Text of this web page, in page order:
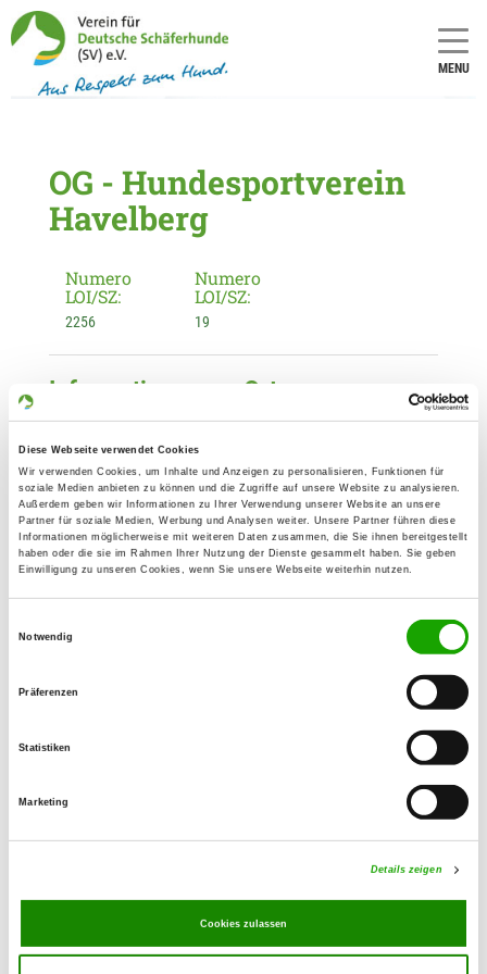
Diese Webseite verwendet Cookies
Wir verwenden Cookies, um Inhalte und Anzeigen zu personalisieren, Funktionen für
soziale Medien anbieten zu können und die Zugriffe auf unsere Website zu analysieren.
Außerdem geben wir Informationen zu Ihrer Verwendung unserer Website an unsere
Partner für soziale Medien, Werbung und Analysen weiter. Unsere Partner führen diese
Informationen möglicherweise mit weiteren Daten zusammen, die Sie ihnen bereitgestellt
haben oder die sie im Rahmen Ihrer Nutzung der Dienste gesammelt haben. Sie geben
Einwilligung zu unseren Cookies, wenn Sie unsere Webseite weiterhin nutzen.
Notwendig
Präferenzen
Statistiken
Marketing
Details zeigen
Cookies zulassen
MENU
OG - Hundesportverein
Havelberg
Numero
LOI/SZ:
2256
Numero
LOI/SZ:
19
Informationen zur Ortsgruppe
Hundesportverein Havelberg
Kontakt:
Heike Vollmert
Hauptstr. 111
39317 Derben
Übungsplatz:
Elbstraße 5
jobstore-stendal@web.de
Angebot:
Übungszeiten im Winter: